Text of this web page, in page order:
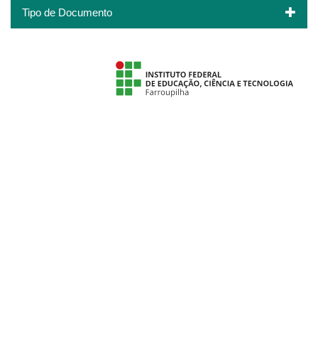
Tipo de Documento